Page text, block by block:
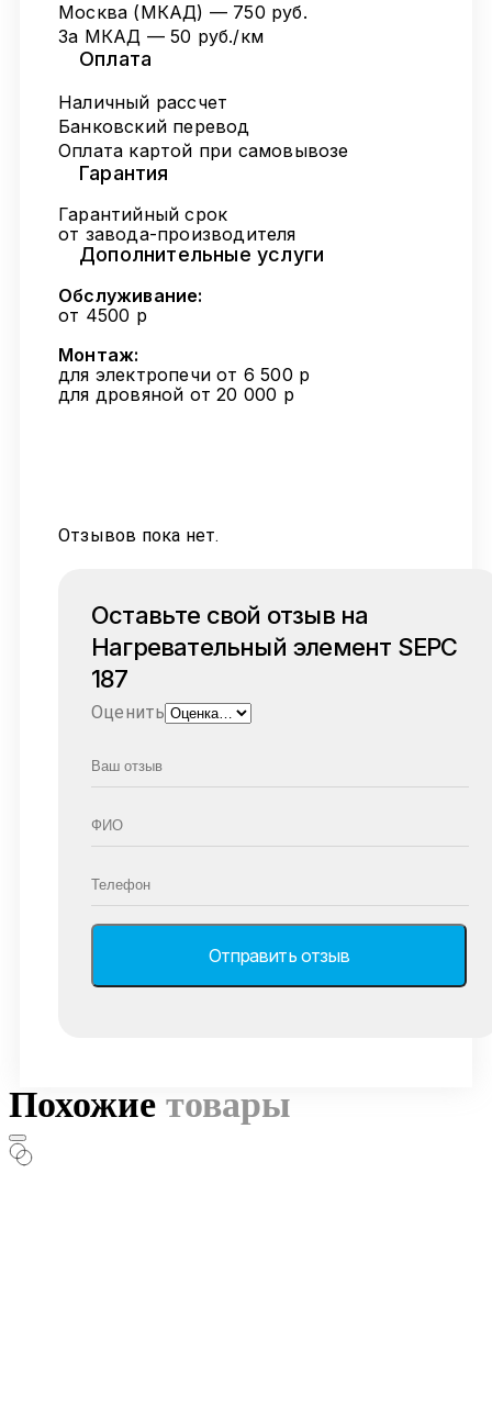
Москва (МКАД) — 750 руб.
За МКАД — 50 руб./км
Оплата
Наличный рассчет
Банковский перевод
Оплата картой при самовывозе
Гарантия
Гарантийный срок
от завода-производителя
Дополнительные услуги
Обслуживание:
от 4500 р
Монтаж:
для электропечи от 6 500 р
для дровяной от 20 000 р
Отзывов пока нет.
Оставьте свой отзыв на
Нагревательный элемент SEPC
187
Оценить
Похожие товары